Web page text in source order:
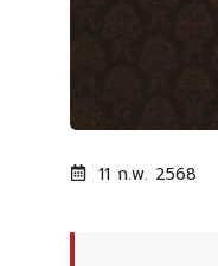
11 ก.พ. 2568